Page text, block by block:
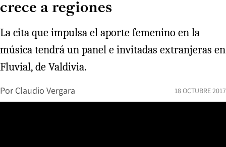
crece a regiones
La cita que impulsa el aporte femenino en la
música tendrá un panel e invitadas extranjeras en
Fluvial, de Valdivia.
Por Claudio Vergara 18 OCTUBRE 2017